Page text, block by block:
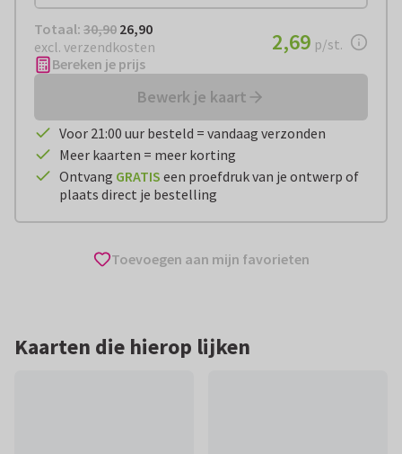
Totaal: € 26,90
Totaal: 30,90 26,90
excl. verzendkosten
€ 2,69per stuk
2,69 p/st.
Bereken je prijs
Bewerk je kaart
Voor 21:00 uur besteld = vandaag verzonden
Meer kaarten = meer korting
Ontvang GRATIS een proefdruk van je ontwerp of
plaats direct je bestelling
Toevoegen aan mijn favorieten
Kaarten die hierop lijken